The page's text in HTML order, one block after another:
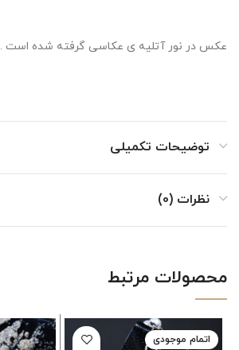
عکس در نور آتلیه ی عکاسی گرفته شده است .
توضیحات تکمیلی
نظرات (0)
محصولات مرتبط
اتمام موجودی